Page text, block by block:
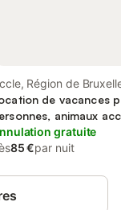
Région de
de vacances
animaux
gratuite
85 €par nuit